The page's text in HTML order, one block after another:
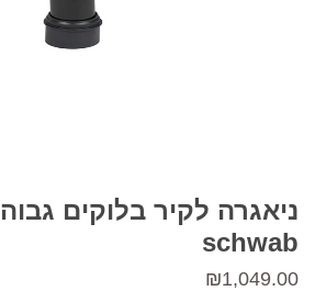
ניאגרה לקיר בלוקים גבוה
schwab
₪1,049.00